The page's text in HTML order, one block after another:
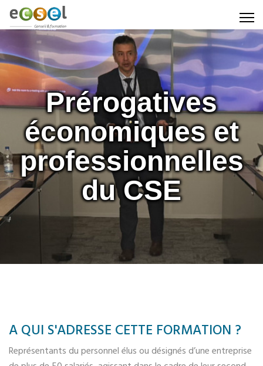
Prérogatives
économiques et
professionnelles
du CSE
A QUI S'ADRESSE CETTE FORMATION ?
Représentants du personnel élus ou désignés d’une entreprise